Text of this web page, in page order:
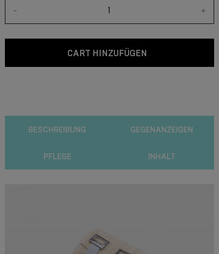
- +
CART HINZUFÜGEN
BESCHREIBUNG GEGENANZEIGEN
PFLEGE INHALT